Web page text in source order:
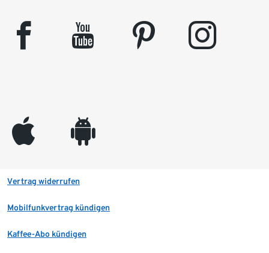
facebook youtube pinterest instagram
appleinc android
Vertrag widerrufen
Mobilfunkvertrag kündigen
Kaffee-Abo kündigen